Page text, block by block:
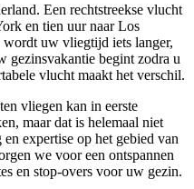
Een rechtstreekse vlucht
en tien uur naar Los
wordt uw vliegtijd iets langer,
gezinsvakantie begint zodra u
vlucht maakt het verschil.
vliegen kan in eerste
maar dat is helemaal niet
expertise op het gebied van
we voor een ontspannen
en stop-overs voor uw gezin.